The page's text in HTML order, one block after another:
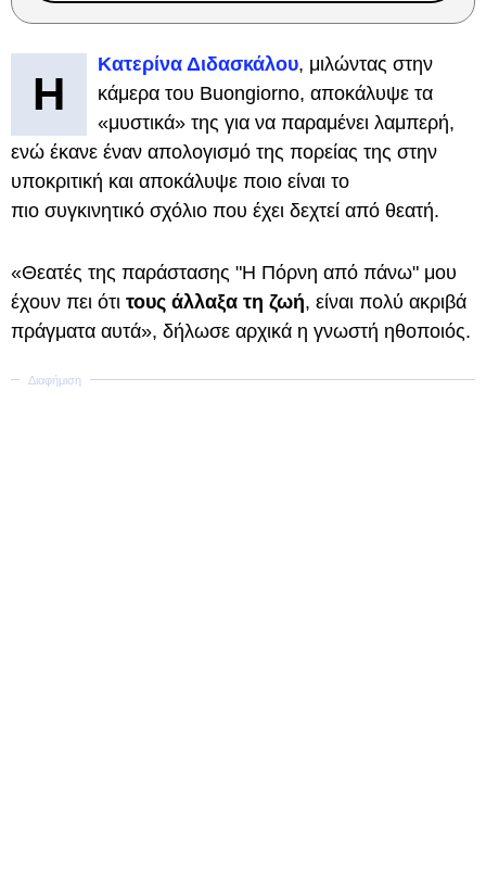
Η
Κατερίνα Διδασκάλου, μιλώντας στην
κάμερα του Buongiorno, αποκάλυψε τα
«μυστικά» της για να παραμένει λαμπερή,
ενώ έκανε έναν απολογισμό της πορείας της στην
υποκριτική και αποκάλυψε ποιο είναι το
πιο συγκινητικό σχόλιο που έχει δεχτεί από θεατή.
«Θεατές της παράστασης "Η Πόρνη από πάνω" μου
έχουν πει ότι τους άλλαξα τη ζωή, είναι πολύ ακριβά
πράγματα αυτά», δήλωσε αρχικά η γνωστή ηθοποιός.